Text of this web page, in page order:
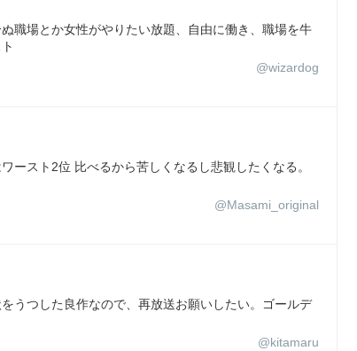
職場とか女性がやりたい放題、自由に働き、職場を牛
@wizardog
ースト2位 比べるから苦しくなるし悲観したくなる。
@Masami_original
うつした良作なので、再放送お願いしたい。ゴールデ
@kitamaru